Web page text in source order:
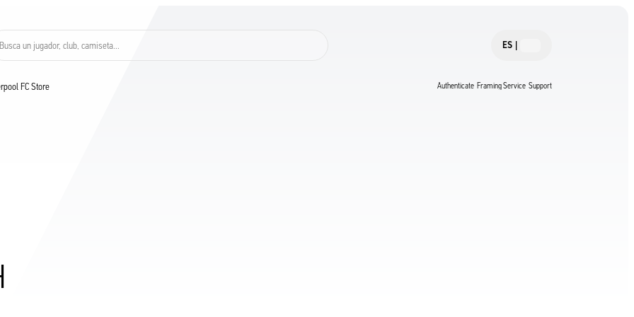
Busca un jugador, club, camiseta… ES |
FC Store Authenticate Framing Service Support